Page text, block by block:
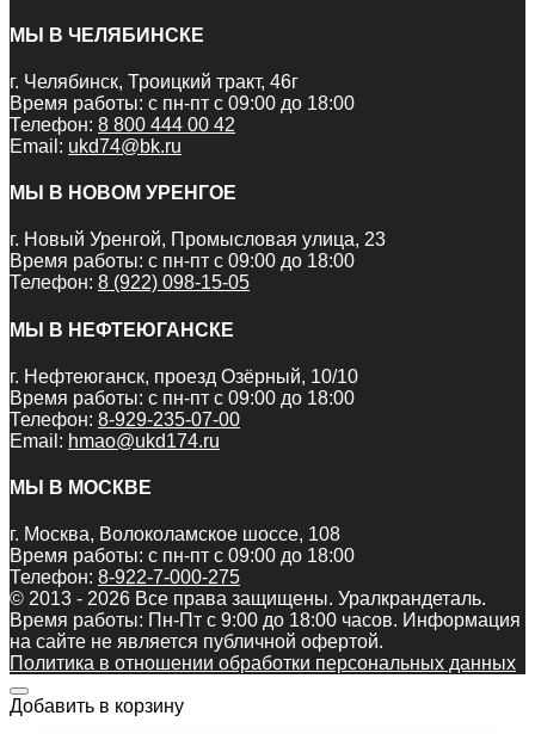
МЫ В ЧЕЛЯБИНСКЕ
г. Челябинск, Троицкий тракт, 46г
Время работы: с пн-пт с 09:00 до 18:00
Телефон: 8 800 444 00 42
Email: ukd74@bk.ru
МЫ В НОВОМ УРЕНГОЕ
г. Новый Уренгой, Промысловая улица, 23
Время работы: с пн-пт с 09:00 до 18:00
Телефон: 8 (922) 098-15-05
МЫ В НЕФТЕЮГАНСКЕ
г. Нефтеюганск, проезд Озёрный, 10/10
Время работы: с пн-пт с 09:00 до 18:00
Телефон: 8-929-235-07-00
Email: hmao@ukd174.ru
МЫ В МОСКВЕ
г. Москва, Волоколамское шоссе, 108
Время работы: с пн-пт с 09:00 до 18:00
Телефон: 8-922-7-000-275
© 2013 - 2026 Все права защищены. Уралкрандеталь.
Время работы: Пн-Пт c 9:00 до 18:00 часов. Информация
на сайте не является публичной офертой.
Политика в отношении обработки персональных данных
Добавить в корзину